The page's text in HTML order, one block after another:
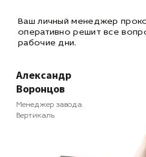
Ваш личный менеджер
оперативнорешит все
рабочие дни.
Александр
Воронцов
Менеджер завода
Вертикаль